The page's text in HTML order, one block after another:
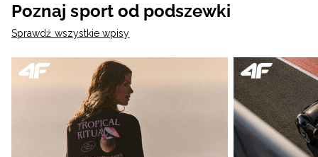
Poznaj sport od podszewki
Sprawdź wszystkie wpisy